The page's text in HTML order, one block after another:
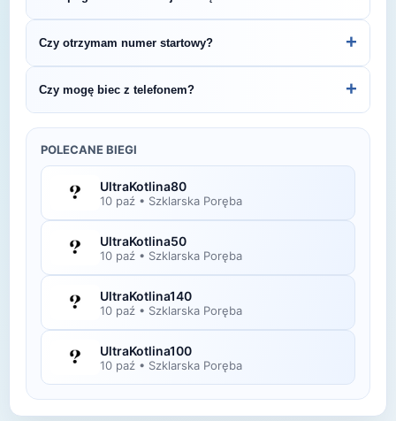
1:45–2:30, a dla bardziej doświadczonych
biegaczy 1:20–1:45.
zmienne warunki. Sprawdź prognozę tuż przed
startem i wybierz strój warstwowy.
Czy otrzymam numer startowy? +
dniu zawodów podczas odbioru pakietu lub
wcześniej, zgodnie z instrukcją organizatora.
Czy mogę biec z telefonem? +
z opaski na ramię, pasa biegowego lub kieszeni w
odzieży sportowej.
POLECANE BIEGI
UltraKotlina80
10 paź • Szklarska Poręba
UltraKotlina50
10 paź • Szklarska Poręba
UltraKotlina140
10 paź • Szklarska Poręba
UltraKotlina100
10 paź • Szklarska Poręba